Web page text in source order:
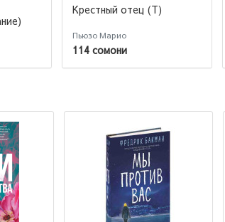
Крестный отец (Т)
Пьюзо Марио
114 сомони